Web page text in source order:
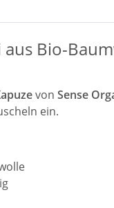
Bio-
von Sense
ein.